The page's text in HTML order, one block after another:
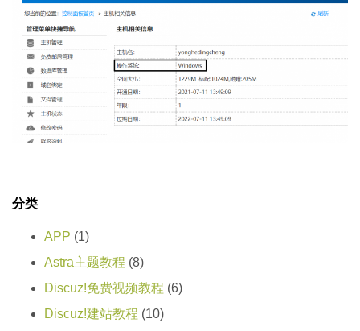
分类
APP (1)
Astra主题教程 (8)
Discuz!免费视频教程 (6)
Discuz!建站教程 (10)